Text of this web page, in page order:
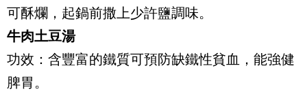
可酥爛，起鍋前撒上少許鹽調味。
牛肉土豆湯
功效：含豐富的鐵質可預防缺鐵性貧血，能強健
脾胃。